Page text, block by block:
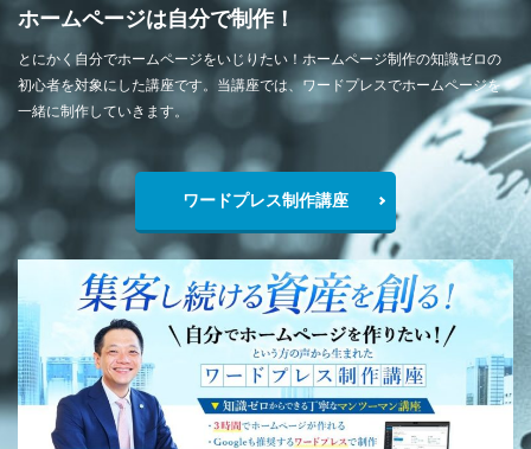
ホームページは自分で制作！
とにかく自分でホームページをいじりたい！ホームページ制作の知識ゼロの
初心者を対象にした講座です。当講座では、ワードプレスでホームページを
一緒に制作していきます。
ワードプレス制作講座